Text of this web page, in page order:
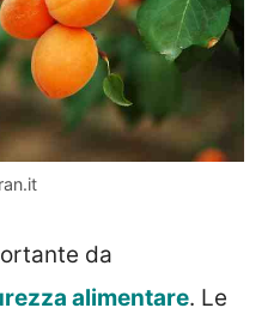
da
alimentare. Le